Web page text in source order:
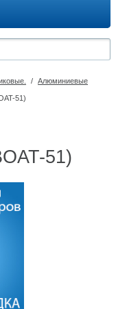
/ Алюминиевые
51)
51)